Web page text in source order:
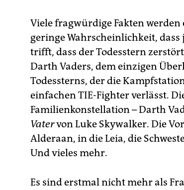
Viele fragwürdige Fakten
geringe Wahrscheinlichkeit,
trifft, dass der Todesstern
Darth Vaders, dem einzigen
Todessterns, der die
einfachen TIE-Fighter verlässt.
Familienkonstellation – Darth
Vatervon Luke Skywalker. Die
Alderaan, in die Leia, die
Und vieles mehr.
Es sind erstmal nicht mehr als